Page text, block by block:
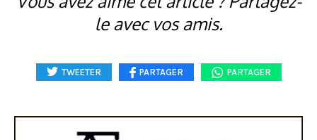
le avec vos amis.
TWEETER PARTAGER PARTAGER